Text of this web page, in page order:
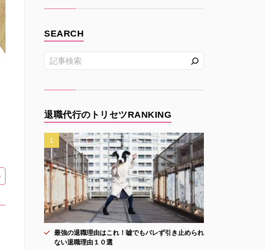
SEARCH
退職代行のトリセツRANKING
最強の退職理由はこれ！嘘でもバレず引き止められ
ない退職理由１０選